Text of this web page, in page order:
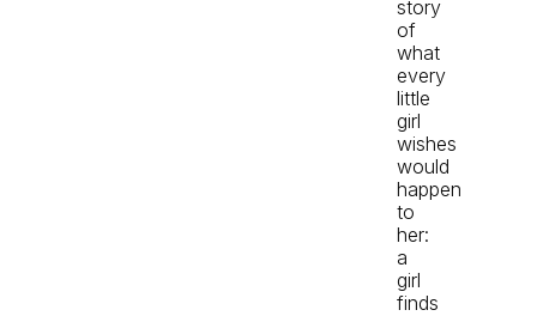
story
of
what
every
little
girl
wishes
would
happen
to
her:
a
girl
finds